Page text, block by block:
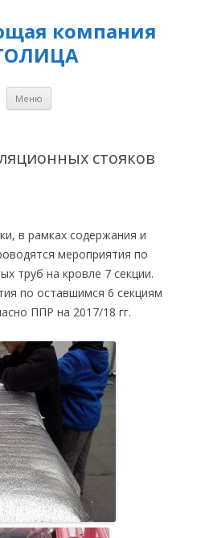
компания
Меню
стояков
в рамках содержания и
мероприятия по
труб на кровле 7 секции.
по оставшимся 6 секциям
ППР на 2017/18 гг.